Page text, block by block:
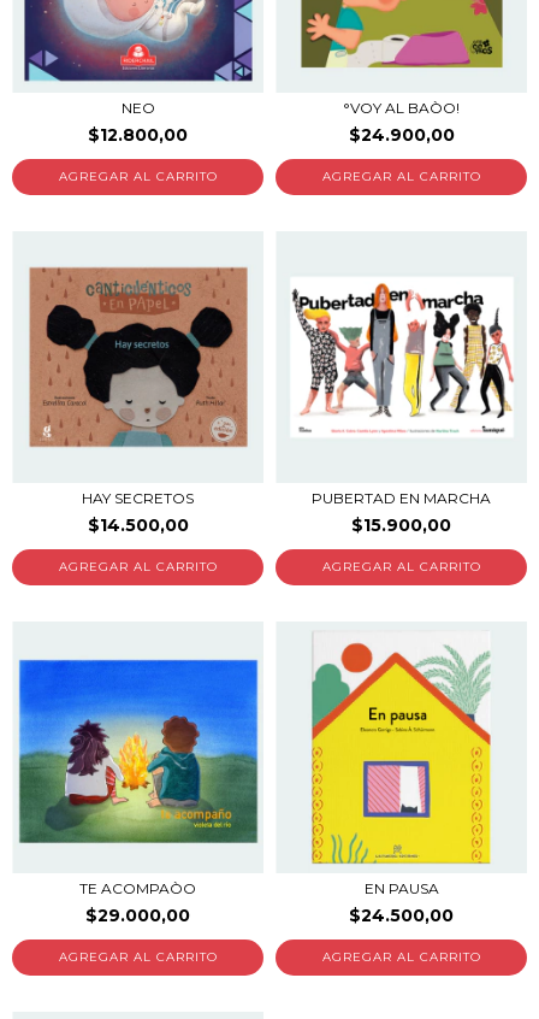
NEO
$12.800,00
°VOY AL BAÒO!
$24.900,00
HAY SECRETOS
$14.500,00
PUBERTAD EN MARCHA
$15.900,00
TE ACOMPAÒO
$29.000,00
EN PAUSA
$24.500,00